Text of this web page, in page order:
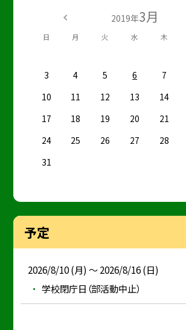
2019年3月
日 月 火 水 木
3
4 5 6 7
10
11 12 13 14
17
18 19 20 21
24
25 26 27 28
31
予定
2026/8/10 (月) ～ 2026/8/16 (日)
学校閉庁日（部活動中止）